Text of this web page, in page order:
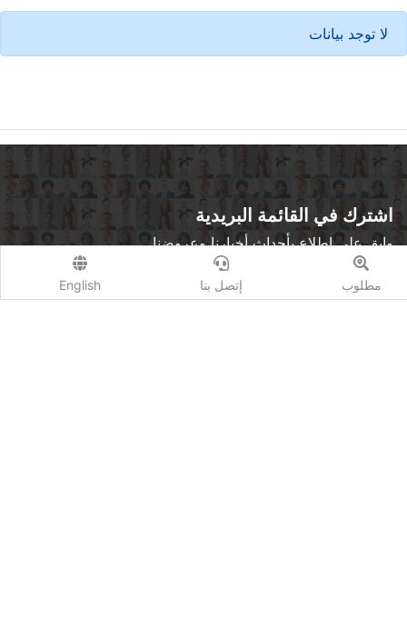
لا توجد بيانات
اشترك في القائمة البريدية
وابق على اطلاع بأحداث أخبارنا وعروضنا
مطلوب إتصل بنا English